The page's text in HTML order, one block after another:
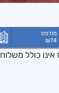
מודפס
₪74
כולל משלוח